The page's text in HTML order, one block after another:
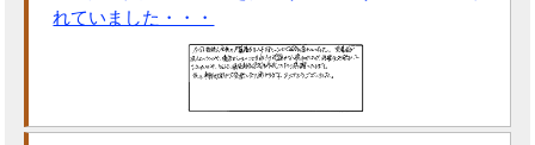
れていました・・・